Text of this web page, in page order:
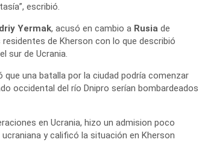
escribió.
Yermak, acusó en cambio a Rusia de
de Kherson con lo que describió
sur de Ucrania.
que una batalla por la ciudad podría comenzar
occidental del río Dnipro serían bombardeados
en Ucrania, hizo un admision poco
y calificó la situación en Kherson